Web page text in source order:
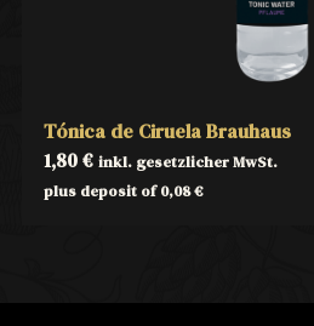
Tónica de Ciruela Brauhaus
1,80€ inkl. gesetzlicher MwSt.
plus deposit of0,08€